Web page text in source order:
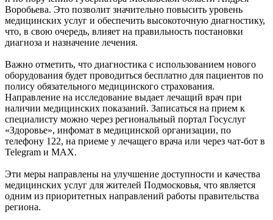
Воробьева. Это позволит значительно повысить уровень
медицинских услуг и обеспечить высокоточную диагностику,
что, в свою очередь, влияет на правильность постановки
диагноза и назначение лечения.
Важно отметить, что диагностика с использованием нового
оборудования будет проводиться бесплатно для пациентов по
полису обязательного медицинского страхования.
Направление на исследование выдает лечащий врач при
наличии медицинских показаний. Записаться на прием к
специалисту можно через региональный портал Госуслуг
«Здоровье», инфомат в медицинской организации, по
телефону 122, на приеме у лечащего врача или через чат-бот в
Telegram и MAX.
Эти меры направлены на улучшение доступности и качества
медицинских услуг для жителей Подмосковья, что является
одним из приоритетных направлений работы правительства
региона.